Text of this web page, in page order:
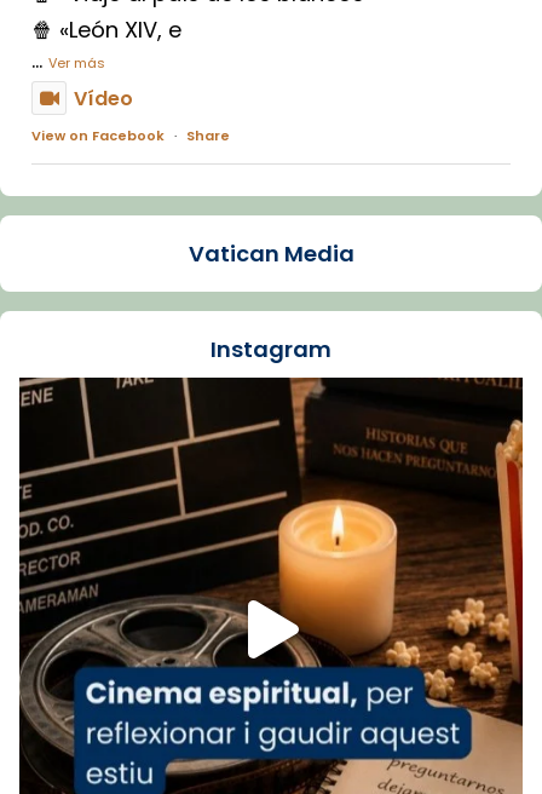
🍿 «León XIV, e
... Ver más
Vídeo
View on Facebook · Share
Arquebisbat de Barcelona
La Carmina va patir depressió. Fa gairebé
dos mesos, a l'Estadi Lluís Companys, la
Recupera l'entrevista comp
Vatican
tican News 👇
www.vaticannews.va/es/iglesia/news/2026-
07/carmina-historia-depresion-papa-viaje-
espana-testimoni...
Foto
View on Facebook · Share
Arquebisbat de Barcelona
2 weeks ago
«Avui les santes Juliana i Semproniana ens
ajuden a alçar la mirada»
Vatican Media
Instagram